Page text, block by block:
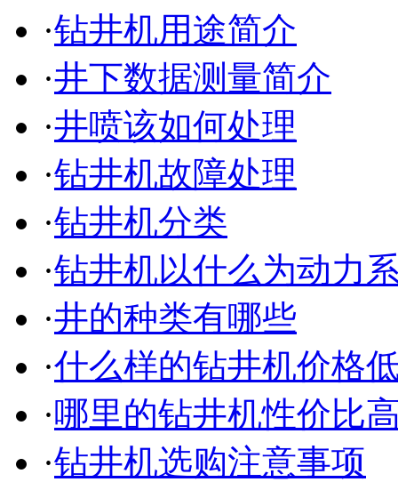
·钻井机用途简介
·井下数据测量简介
·井喷该如何处理
·钻井机故障处理
·钻井机分类
·钻井机以什么为动力
·井的种类有哪些
·什么样的钻井机价格
·哪里的钻井机性价比
·钻井机选购注意事项